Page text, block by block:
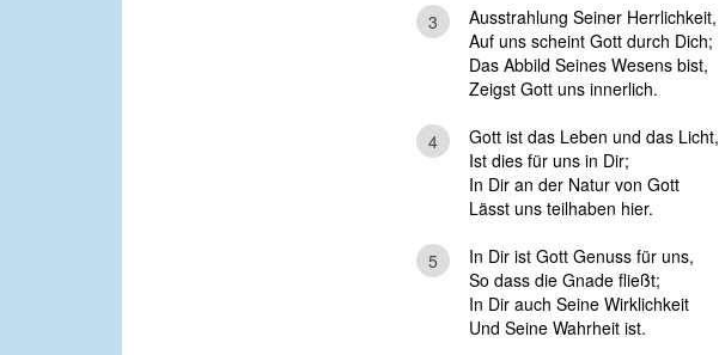
3
Ausstrahlung Seiner Herrlichkeit,
Auf uns scheint Gott durch Dich;
Das Abbild Seines Wesens bist,
Zeigst Gott uns innerlich.
4
Gott ist das Leben und das Licht,
Ist dies für uns in Dir;
In Dir an der Natur von Gott
Lässt uns teilhaben hier.
5
In Dir ist Gott Genuss für uns,
So dass die Gnade fließt;
In Dir auch Seine Wirklichkeit
Und Seine Wahrheit ist.